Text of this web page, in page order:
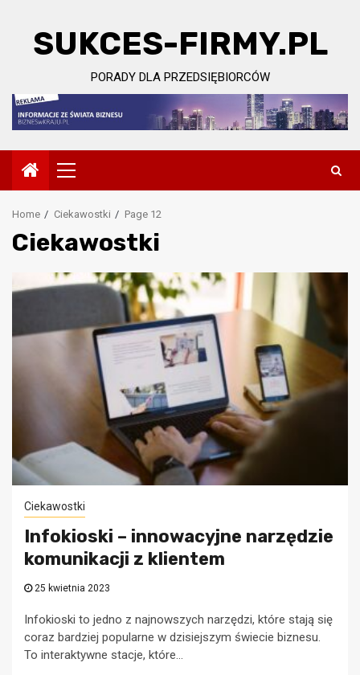
contentSUKCES-FIRMY.PL
PORADY DLA PRZEDSIĘBIORCÓW
Primary
Menu
Home Ciekawostki Page 12
Ciekawostki
Ciekawostki
Infokioski – innowacyjne narzędzie
komunikacji z klientem
25 kwietnia 2023
Infokioski to jedno z najnowszych narzędzi, które stają się
coraz bardziej popularne w dzisiejszym świecie biznesu.
To interaktywne stacje, które...